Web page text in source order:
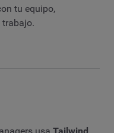
tu equipo,
usa Tailwind